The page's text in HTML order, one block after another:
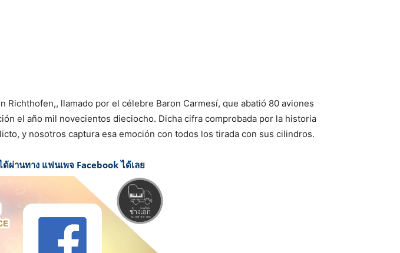
llamado por el célebre Baron Carmesí, que abatió 80 aviones
el año mil novecientos dieciocho. Dicha cifra comprobada por la historia
y nosotros captura esa emoción con todos los tirada con sus cilindros.
ผ่านทาง แฟนเพจ Facebook ได้เลย